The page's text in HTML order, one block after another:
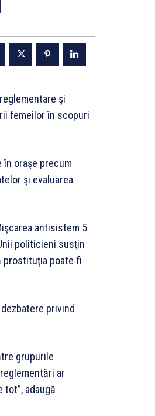
şi
femeilor în scopuri
oraşe precum
şi evaluarea
antisistem 5
politicieni susţin
prostituţia poate fi
privind
grupurile
ar
adaugă